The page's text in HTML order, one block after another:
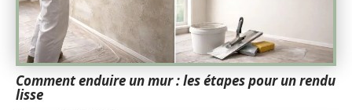
Comment enduire un mur : les étapes pour un rendu
lisse